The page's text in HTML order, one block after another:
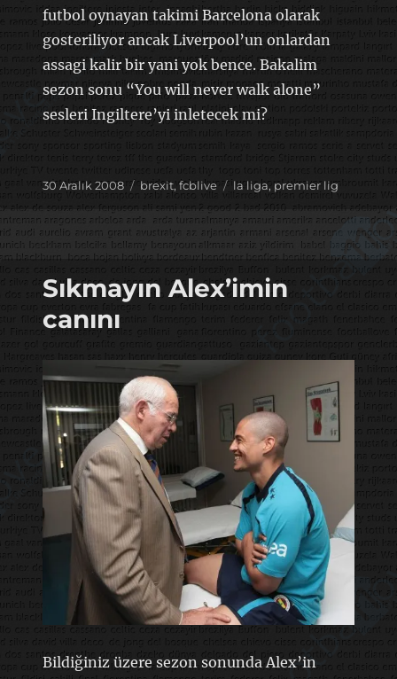
futbol oynayan takimi Barcelona olarak
gosteriliyor ancak Liverpool’un onlardan
assagi kalir bir yani yok bence. Bakalim
sezon sonu “You will never walk alone”
sesleri Ingiltere’yi inletecek mi?
Yayın
30 Aralık 2008 Kategoriler
brexit, fcblive Etiketler
la liga, premier lig
Sıkmayın Alex’imin
canını
Bildiğiniz üzere sezon sonunda Alex’in